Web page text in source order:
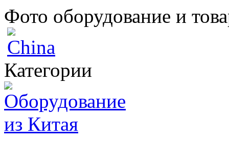
Фото оборудование и
Категории